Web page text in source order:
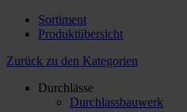
Sortiment
Produktübersicht
Zurück zu den Kategorien
Durchlässe
Durchlassbauwerk